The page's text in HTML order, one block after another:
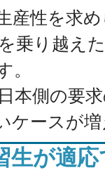
産性を求
乗り越え
。
本側の要
ケースが
生が適